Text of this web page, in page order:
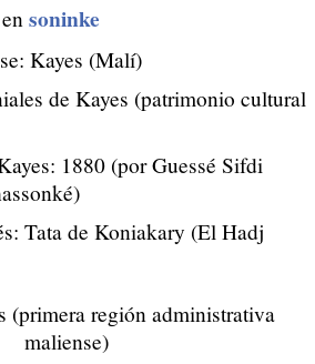
soninke
Kayes (Malí)
de Kayes (patrimonio cultural
1880 (por Guessé Sifdi
Tata de Koniakary (El Hadj
(primera región administrativa
maliense)